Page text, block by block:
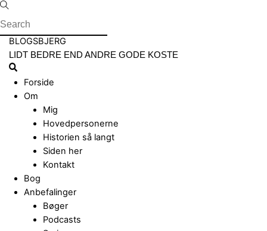
Skip
to
content
Menu
BLOGSBJERG
LIDT BEDRE END ANDRE GODE KOSTE
Search
Forside
Om
Mig
Hovedpersonerne
Historien så langt
Siden her
Kontakt
Bog
Anbefalinger
Bøger
Podcasts